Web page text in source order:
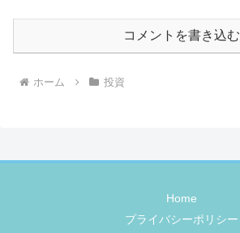
コメントを書き込む
ホーム 投資
Home
プライバシーポリシー